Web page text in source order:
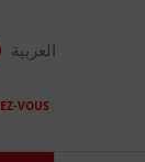
العربية
VOUS